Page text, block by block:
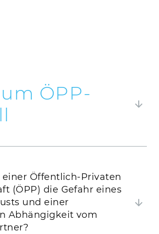
ÖPP-
Öffentlich-Privaten
(ÖPP) die Gefahr eines
und einer
Abhängigkeit vom